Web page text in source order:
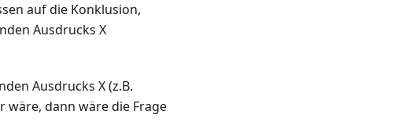
auf die Konklusion,
Ausdrucks X
Ausdrucks X (z.B.
wäre, dann wäre die Frage